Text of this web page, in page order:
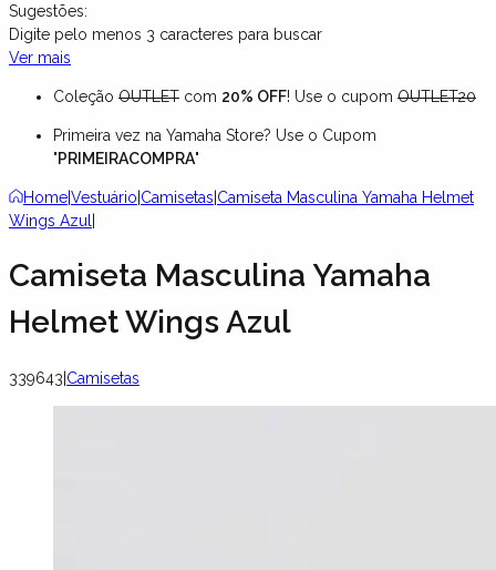
Sugestões:
Digite pelo menos 3 caracteres para buscar
Ver mais
Coleção OUTLET com 20% OFF! Use o cupom OUTLET20
Primeira vez na Yamaha Store? Use o Cupom
"PRIMEIRACOMPRA"
HomeVestuário Camisetas Camiseta Masculina Yamaha Helmet
Wings Azul
Camiseta Masculina Yamaha
Helmet Wings Azul
339643 Camisetas